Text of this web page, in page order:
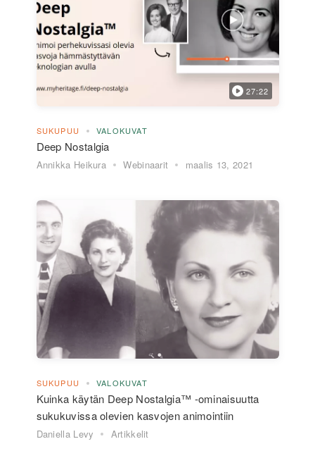
27:22
SUKUPUU VALOKUVAT
Deep Nostalgia
Annikka Heikura Webinaarit maalis 13, 2021
SUKUPUU VALOKUVAT
Kuinka käytän Deep Nostalgia™ -ominaisuutta
sukukuvissa olevien kasvojen animointiin
Daniella Levy Artikkelit